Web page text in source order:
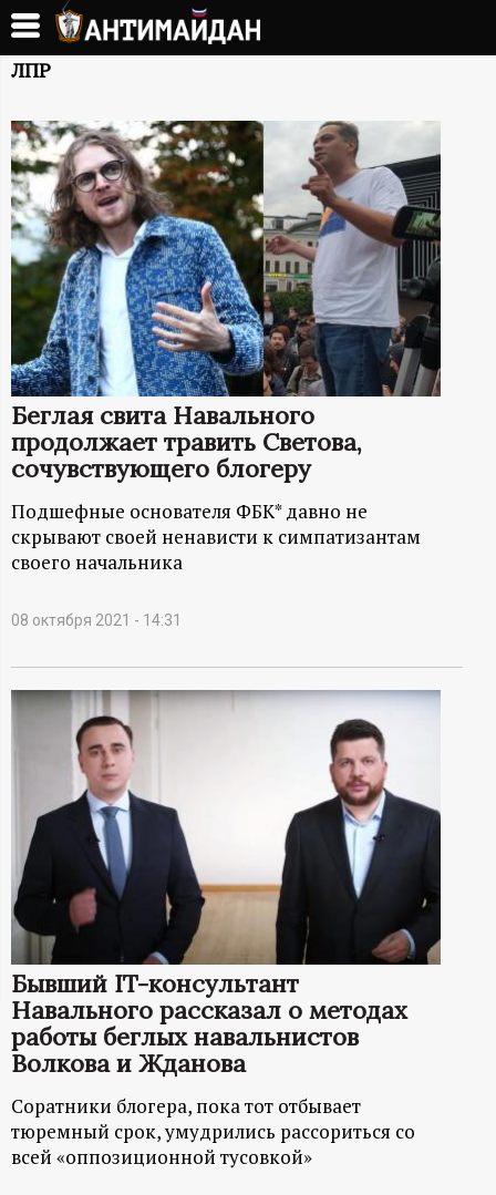
Перейти
основному
А
Н
Т
И
М
А
Й
Д
А
Н
-
и
н
р
м
а
ц
и
о
ЛПР
Беглая свита Навального
продолжает травить Светова,
сочувствующего блогеру
Подшефные основателя ФБК* давно не
скрывают своей ненависти к симпатизантам
своего начальника
08 октября 2021 - 14:31
Бывший IT-консультант
Навального рассказал о методах
работы беглых навальнистов
Волкова и Жданова
Соратники блогера, пока тот отбывает
тюремный срок, умудрились рассориться со
всей «оппозиционной тусовкой»